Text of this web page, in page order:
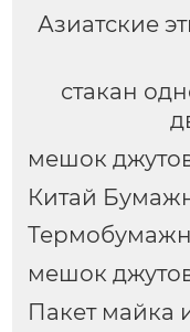
Азиатские
стакан
мешок
Китай
мешок
Пакет майка